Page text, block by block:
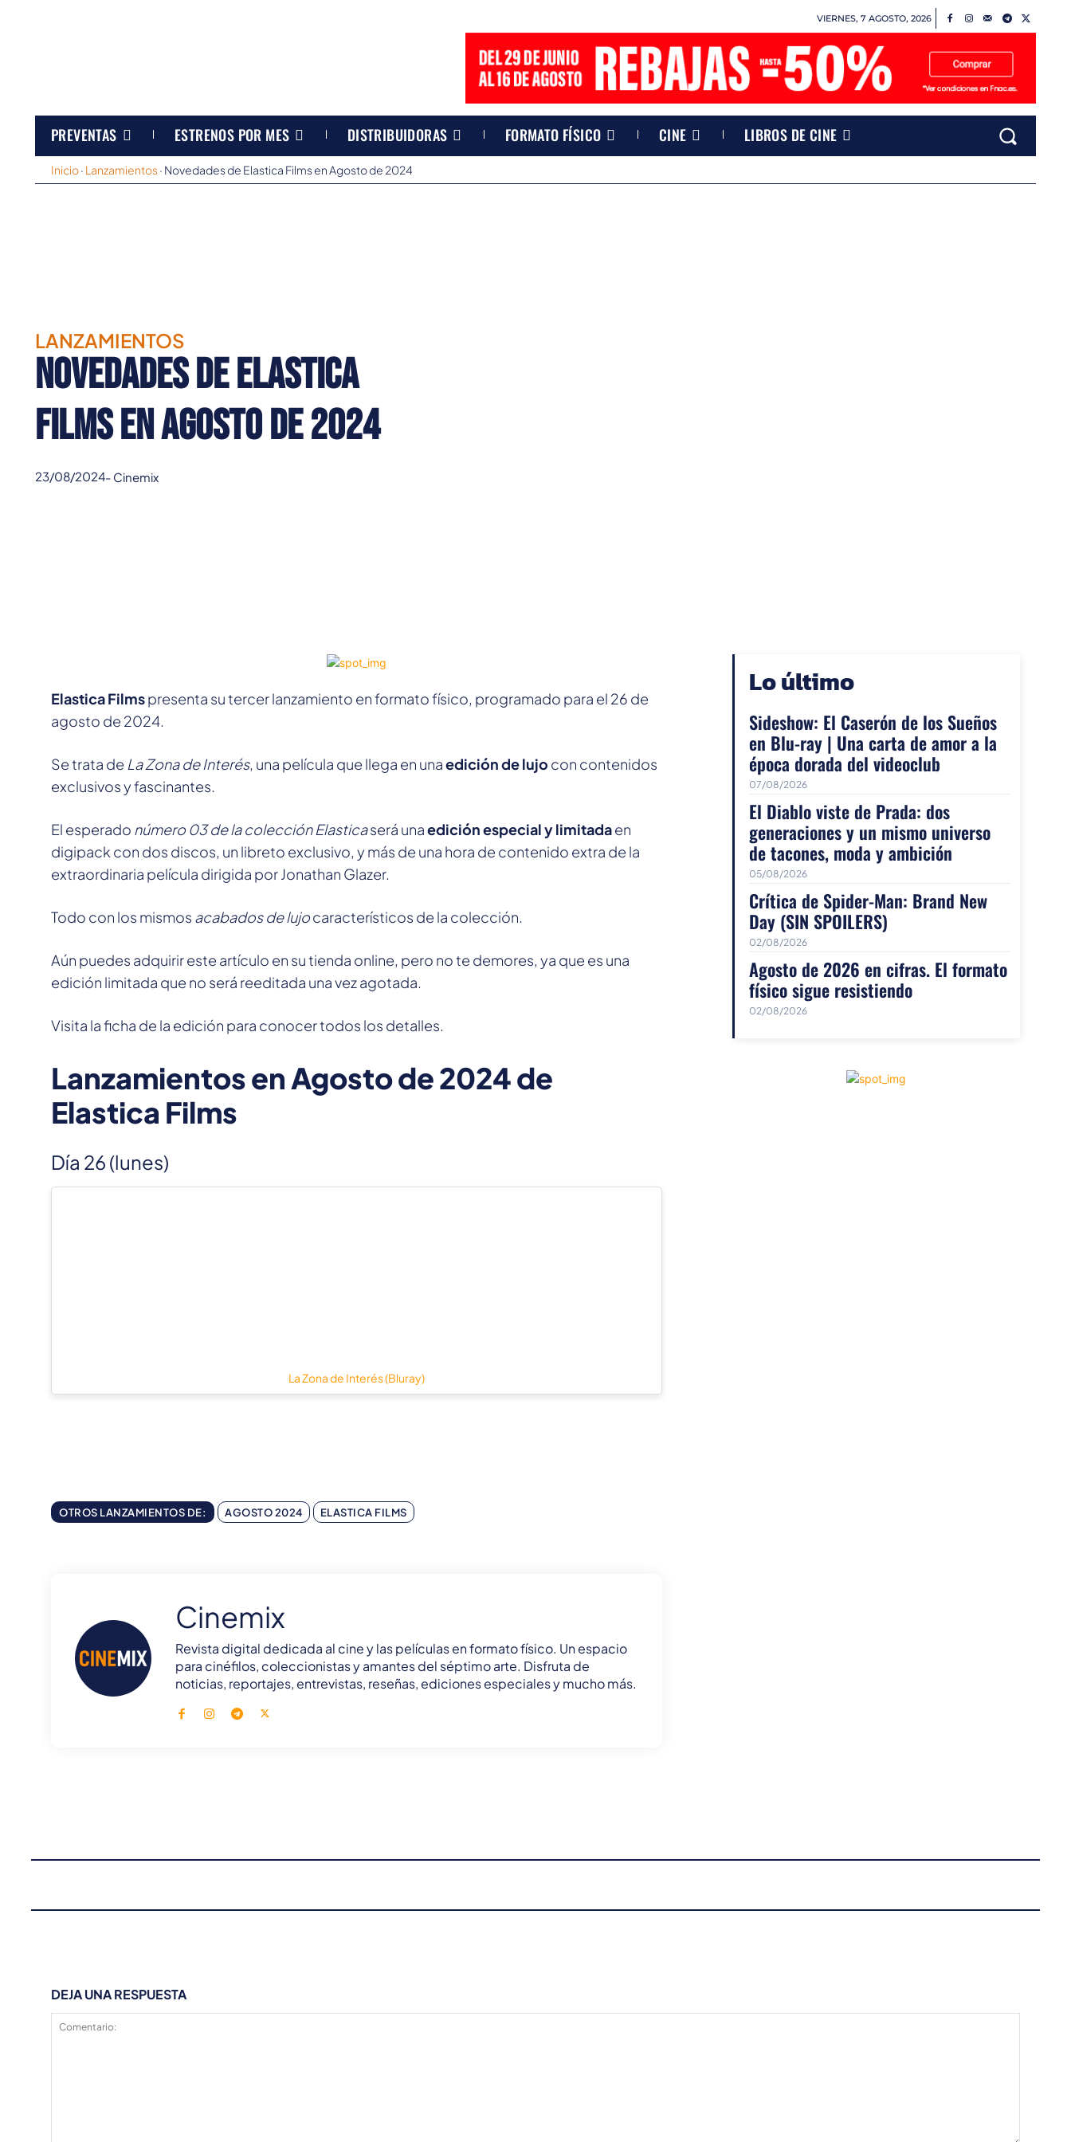
VIERNES, 7 AGOSTO, 2026
PREVENTAS ESTRENOS POR MES DISTRIBUIDORAS FORMATO FÍSICO CINE LIBROS DE CINE
Inicio· Lanzamientos· Novedades de Elastica Films en Agosto de 2024
LANZAMIENTOS
Novedades de Elastica
Films en Agosto de 2024
23/08/2024- Cinemix
Elastica Filmspresenta su tercer lanzamiento en formato físico, programado para el 26 de
agosto de 2024.
Se trata de La Zona de Interés, una película que llega en unaedición de lujo con contenidos
exclusivos y fascinantes.
El esperado número 03 de la colección Elasticaserá unaedición especial y limitadaen
digipack con dos discos, un libreto exclusivo, y más de una hora de contenido extra de la
extraordinaria película dirigida por Jonathan Glazer.
Todo con los mismos acabados de lujocaracterísticos de la colección.
Aún puedes adquirir este artículo en su tienda online, pero no te demores, ya que es una
edición limitada que no será reeditada una vez agotada.
Visita la ficha de la edición para conocer todos los detalles.
Lanzamientos en Agosto de 2024 de
Elastica Films
Día 26 (lunes)
La Zona de Interés (Bluray)
OTROS LANZAMIENTOS DE: AGOSTO 2024 ELASTICA FILMS
Cinemix
Revista digital dedicada al cine y las películas en formato físico. Un espacio
para cinéfilos, coleccionistas y amantes del séptimo arte. Disfruta de
noticias, reportajes, entrevistas, reseñas, ediciones especiales y mucho más.
Lo último
Sideshow: El Caserón de los Sueños
en Blu-ray | Una carta de amor a la
época dorada del videoclub
07/08/2026
El Diablo viste de Prada: dos
generaciones y un mismo universo
de tacones, moda y ambición
05/08/2026
Crítica de Spider-Man: Brand New
Day (SIN SPOILERS)
02/08/2026
Agosto de 2026 en cifras. El formato
físico sigue resistiendo
02/08/2026
DEJA UNA RESPUESTA